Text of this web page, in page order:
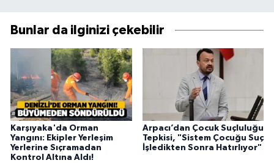
Bunlar da ilginizi çekebilir
Karşıyaka'da Orman
Yangını: Ekipler Yerleşim
Yerlerine Sıçramadan
Kontrol Altına Aldı!
Arpacı’dan Çocuk Suçluluğu
Tepkisi, "Sistem Çocuğu Suç
İşledikten Sonra Hatırlıyor"